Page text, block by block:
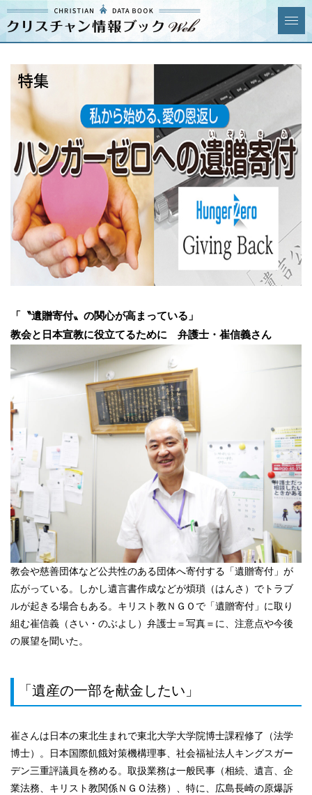
情報ブックとは
News & Topics
よくあるご質問
情報掲載の変更・追加につい
て
エリア
ジャンル 全選択 全解除
教会
冠婚葬祭 各種団体
教団教派 宿泊・研修施設
お店・企業・その他
フリーワード
「〝遺贈寄付〟の関心が高まっている」
教会と日本宣教に役立てるために 弁護士・崔信義さん
教会や慈善団体など公共性のある団体へ寄付する「遺贈寄付」が
広がっている。しかし遺言書作成などが煩瑣（はんさ）でトラブ
ルが起きる場合もある。キリスト教ＮＧＯで「遺贈寄付」に取り
組む崔信義（さい・のぶよし）弁護士＝写真＝に、注意点や今後
の展望を聞いた。
「遺産の一部を献金したい」
崔さんは日本の東北生まれで東北大学大学院博士課程修了（法学
博士）。日本国際飢餓対策機構理事、社会福祉法人キングスガー
デン三重評議員を務める。取扱業務は一般民事（相続、遺言、企
業法務、キリスト教関係ＮＧＯ法務）、特に、広島長崎の原爆訴